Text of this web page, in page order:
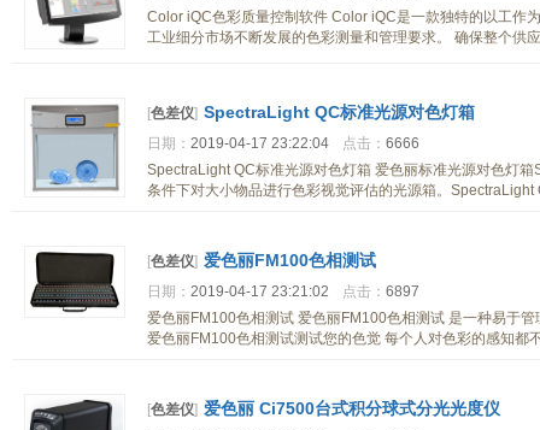
Color iQC色彩质量控制软件 Color iQC是一款独特的以工作
工业细分市场不断发展的色彩测量和管理要求。 确保整个供
[色差仪] SpectraLight QC标准光源对色灯箱
日期： 2019-04-17 23:22:04 点击： 6666
SpectraLight QC标准光源对色灯箱 爱色丽标准光源对色灯
条件下对大小物品进行色彩视觉评估的光源箱。SpectraLight
[色差仪] 爱色丽FM100色相测试
日期： 2019-04-17 23:21:02 点击： 6897
爱色丽FM100色相测试 爱色丽FM100色相测试 是一种易于
爱色丽FM100色相测试测试您的色觉 每个人对色彩的感知都
[色差仪] 爱色丽 Ci7500台式积分球式分光光度仪